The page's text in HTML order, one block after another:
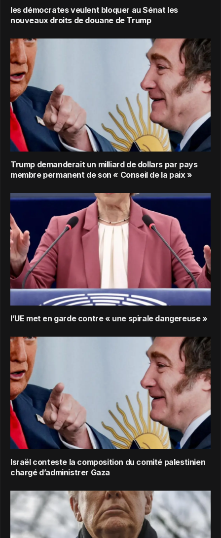
les démocrates veulent bloquer au Sénat les
nouveaux droits de douane de Trump
Trump demanderait un milliard de dollars par pays
membre permanent de son « Conseil de la paix »
l’UE met en garde contre « une spirale dangereuse »
Israël conteste la composition du comité palestinien
chargé d’administrer Gaza